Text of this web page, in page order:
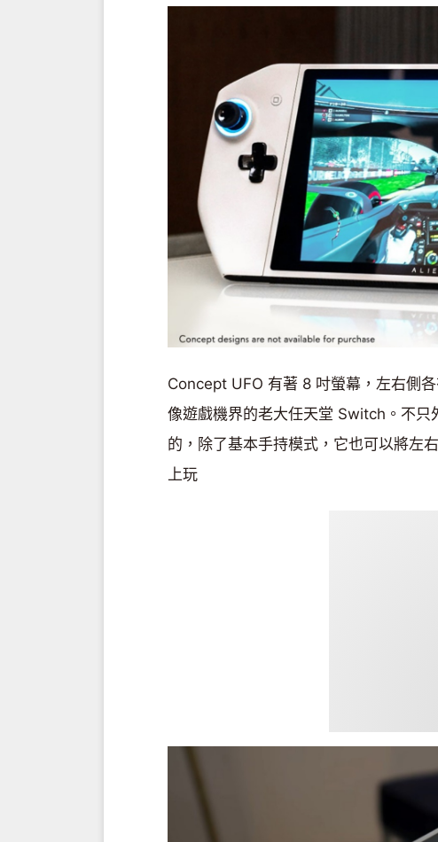
Concept UFO 有著 8 吋螢幕，左右側
像遊戲機界的老大任天堂 Switch。不
的，除了基本手持模式，它也可以將左
上玩